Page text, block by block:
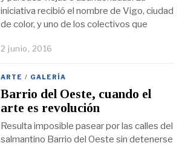
iniciativa recibió el nombre de Vigo, ciudad
de color, y uno de los colectivos que
2 junio, 2016
ARTE / GALERÍA
Barrio del Oeste, cuando el
arte es revolución
Resulta imposible pasear por las calles del
salmantino Barrio del Oeste sin detenerse